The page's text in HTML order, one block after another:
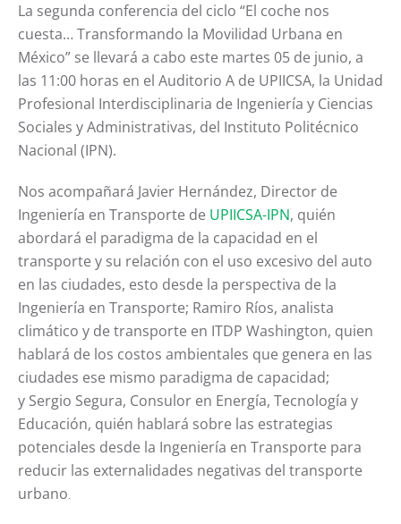
La segunda conferencia del ciclo “El coche nos
cuesta… Transformando la Movilidad Urbana en
México” se llevará a cabo este martes 05 de junio, a
las 11:00 horas en el Auditorio A de UPIICSA, la Unidad
Profesional Interdisciplinaria de Ingeniería y Ciencias
Sociales y Administrativas, del Instituto Politécnico
Nacional (IPN).
Nos acompañará Javier Hernández, Director de
Ingeniería en Transporte de UPIICSA-IPN, quién
abordará el paradigma de la capacidad en el
transporte y su relación con el uso excesivo del auto
en las ciudades, esto desde la perspectiva de la
Ingeniería en Transporte; Ramiro Ríos, analista
climático y de transporte en ITDP Washington, quien
hablará de los costos ambientales que genera en las
ciudades ese mismo paradigma de capacidad;
y Sergio Segura, Consulor en Energía, Tecnología y
Educación, quién hablará sobre las estrategias
potenciales desde la Ingeniería en Transporte para
reducir las externalidades negativas del transporte
urbano.